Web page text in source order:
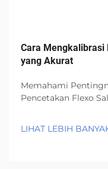
Cara Mengkalibrasi
yang Akurat
Memahami
Pencetakan Flexo
warna dapat terjadi
LIHAT LEBIH